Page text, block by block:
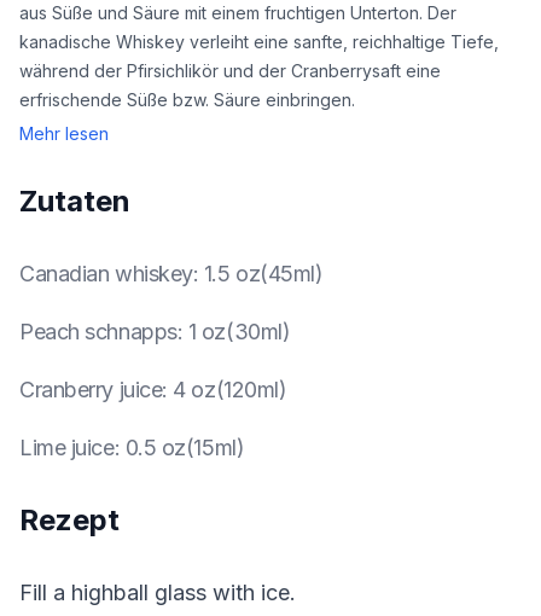
aus Süße und Säure mit einem fruchtigen Unterton. Der
kanadische Whiskey verleiht eine sanfte, reichhaltige Tiefe,
während der Pfirsichlikör und der Cranberrysaft eine
erfrischende Süße bzw. Säure einbringen.
Mehr lesen
Zutaten
Canadian whiskey: 1.5 oz(45ml)
Peach schnapps: 1 oz(30ml)
Cranberry juice: 4 oz(120ml)
Lime juice: 0.5 oz(15ml)
Rezept
Fill a highball glass with ice.